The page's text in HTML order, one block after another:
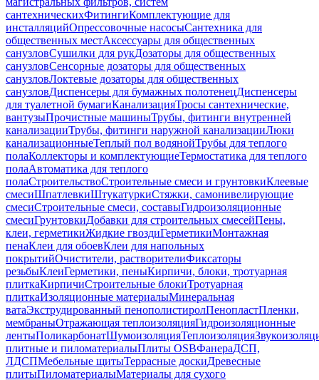
сантехническихФитингиКомплектующие для
инсталляцийОпрессовочные насосыСантехника для
общественных местАксессуары для общественных
санузловСушилки для рукДозаторы для общественных
санузловСенсорные дозаторы для общественных
санузловЛоктевые дозаторы для общественных
санузловДиспенсеры для бумажных полотенецДиспенсеры
для туалетной бумагиКанализацияТросы сантехнические,
вантузыПрочистные машиныТрубы, фитинги внутренней
канализацииТрубы, фитинги наружной канализацииЛюки
канализационныеТеплый пол водянойТрубы для теплого
полаКоллекторы и комплектующиеТермостатика для теплого
полаАвтоматика для теплого
полаСтроительствоСтроительные смеси и грунтовкиКлеевые
смесиШпатлевкиШтукатуркиСтяжки, самонивелирующие
смесиСтроительные смеси, составыГидроизоляционные
смесиГрунтовкиДобавки для строительных смесейПены,
клеи, герметикиЖидкие гвоздиГерметикиМонтажная
пенаКлеи для обоевКлеи для напольных
покрытийОчистители, растворителиФиксаторы
резьбыКлеиГерметики, пеныКирпичи, блоки, тротуарная
плиткаКирпичиСтроительные блокиТротуарная
плиткаИзоляционные материалыМинеральная
ватаЭкструдированный пенополистиролПенопластПленки,
мембраныОтражающая теплоизоляцияГидроизоляционные
лентыПоликарбонатШумоизоляцияТеплоизоляция
плитные и пиломатериалыПлиты OSBФанераДСП,
ЛДСПМебельные щитыТеррасные доскиДревесные
плитыПиломатериалыМатериалы для сухого